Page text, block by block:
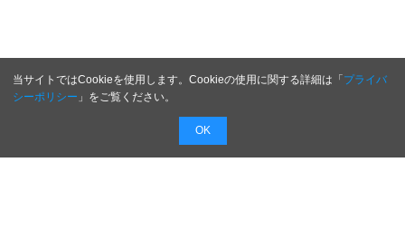
当サイトではCookieを使用します。Cookieの使用に関する詳細は「プライバ
シーポリシー 」をご覧ください。
OK